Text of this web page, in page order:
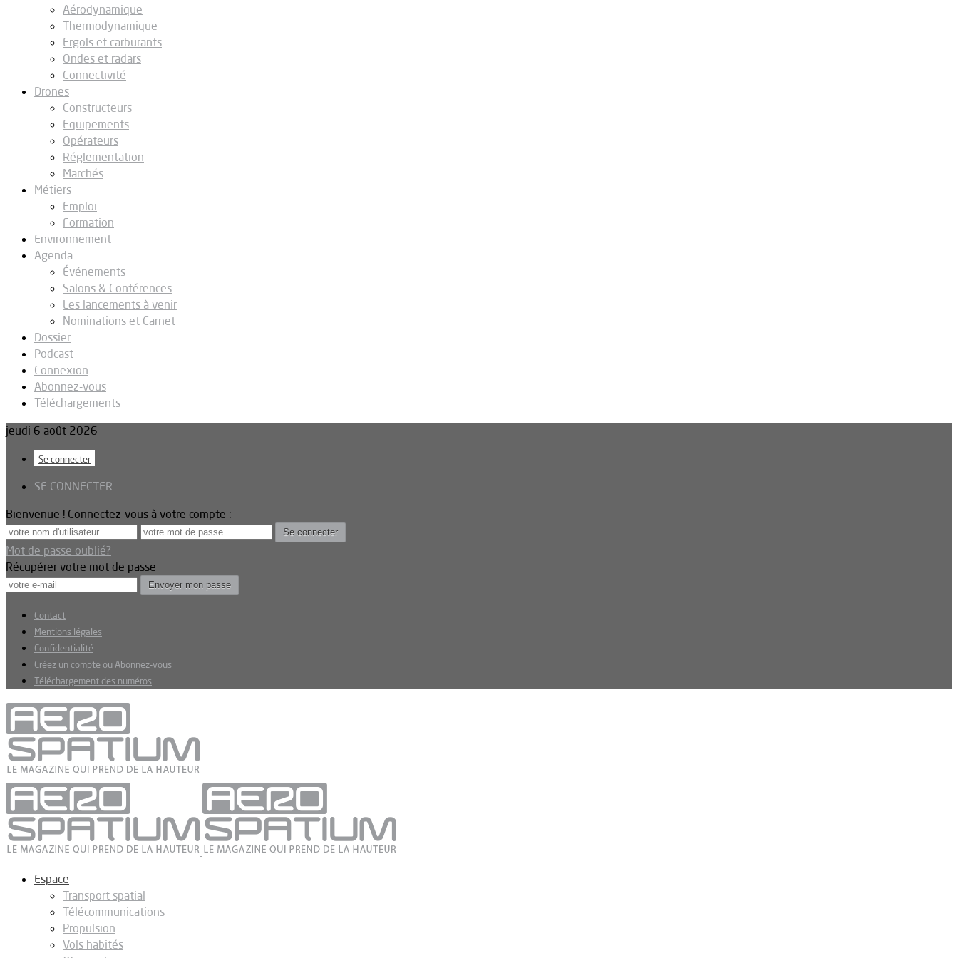
Aérodynamique
Thermodynamique
Ergols et carburants
Ondes et radars
Connectivité
Drones
Constructeurs
Equipements
Opérateurs
Réglementation
Marchés
Métiers
Emploi
Formation
Environnement
Agenda
Événements
Salons & Conférences
Les lancements à venir
Nominations et Carnet
Dossier
Podcast
Connexion
Abonnez-vous
Téléchargements
jeudi 6 août 2026
Se connecter
SE CONNECTER
Bienvenue ! Connectez-vous à votre compte :
Mot de passe oublié?
Récupérer votre mot de passe
Contact
Mentions légales
Confidentialité
Créez un compte ou Abonnez-vous
Téléchargement des numéros
Espace
Transport spatial
Télécommunications
Propulsion
Vols habités